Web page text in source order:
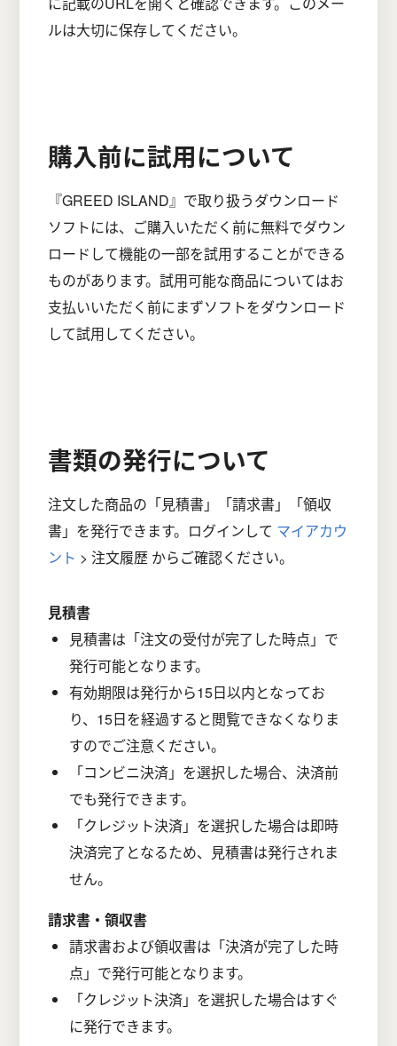
ルは大切に保存してください。
購入前に試用について
『GREED ISLAND』で取り扱うダウンロード
ソフトには、ご購入いただく前に無料でダウン
ロードして機能の一部を試用することができる
ものがあります。試用可能な商品についてはお
支払いいただく前にまずソフトをダウンロード
して試用してください。
書類の発行について
注文した商品の「見積書」「請求書」「領収
書」を発行できます。ログインして マイアカウ
ント > 注文履歴 からご確認ください。
見積書
見積書は「注文の受付が完了した時点」で
発行可能となります。
有効期限は発行から15日以内となってお
り、15日を経過すると閲覧できなくなりま
すのでご注意ください。
「コンビニ決済」を選択した場合、決済前
でも発行できます。
「クレジット決済」を選択した場合は即時
決済完了となるため、見積書は発行されま
せん。
請求書・領収書
請求書および領収書は「決済が完了した時
点」で発行可能となります。
「クレジット決済」を選択した場合はすぐ
に発行できます。